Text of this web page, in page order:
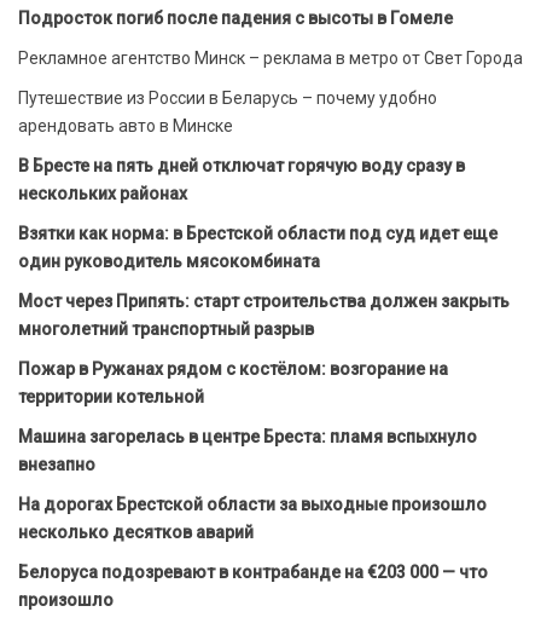
Подросток погиб после падения с высоты в Гомеле
Рекламное агентство Минск – реклама в метро от Свет Города
Путешествие из России в Беларусь – почему удобно
арендовать авто в Минске
В Бресте на пять дней отключат горячую воду сразу в
нескольких районах
Взятки как норма: в Брестской области под суд идет еще
один руководитель мясокомбината
Мост через Припять: старт строительства должен закрыть
многолетний транспортный разрыв
Пожар в Ружанах рядом с костёлом: возгорание на
территории котельной
Машина загорелась в центре Бреста: пламя вспыхнуло
внезапно
На дорогах Брестской области за выходные произошло
несколько десятков аварий
Белоруса подозревают в контрабанде на €203 000 — что
произошло